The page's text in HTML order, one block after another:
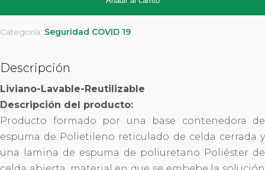
Categoría: Seguridad COVID 19
Descripción
Liviano-Lavable-Reutilizable
Descripción del producto:
Producto formado por una base contenedora de
espuma de Polietileno reticulado de celda cerrada y
una lamina de espuma de poliuretano Poliéster de